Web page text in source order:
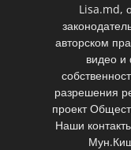
Lisa.md,
авторском
видео
разрешения
проект
Наши